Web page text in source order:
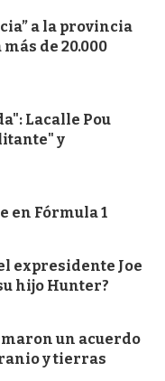
a la provincia
de 20.000
Lacalle Pou
y
en Fórmula 1
expresidente Joe
hijo Hunter?
un acuerdo
y tierras